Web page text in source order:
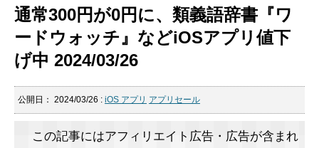
通常300円が0円に、類義語辞書『ワ
ードウォッチ』などiOSアプリ値下
げ中 2024/03/26
公開日： 2024/03/26 : iOS アプリ アプリセール
この記事にはアフィリエイト広告・広告が含まれ